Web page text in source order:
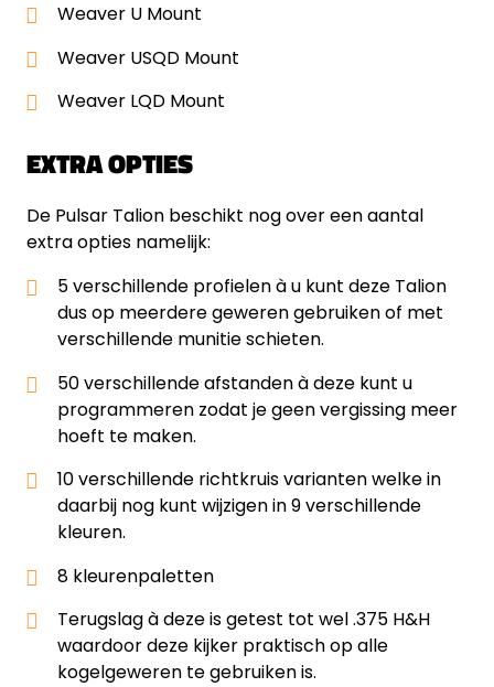
Weaver U Mount
Weaver USQD Mount
Weaver LQD Mount
EXTRA OPTIES
De Pulsar Talion beschikt nog over een aantal
extra opties namelijk:
5 verschillende profielen à u kunt deze Talion
dus op meerdere geweren gebruiken of met
verschillende munitie schieten.
50 verschillende afstanden à deze kunt u
programmeren zodat je geen vergissing meer
hoeft te maken.
10 verschillende richtkruis varianten welke in
daarbij nog kunt wijzigen in 9 verschillende
kleuren.
8 kleurenpaletten
Terugslag à deze is getest tot wel .375 H&H
waardoor deze kijker praktisch op alle
kogelgeweren te gebruiken is.